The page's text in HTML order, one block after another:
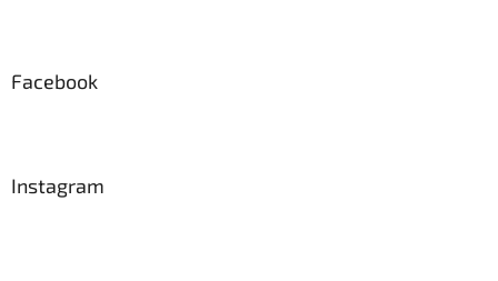
Facebook
Instagram